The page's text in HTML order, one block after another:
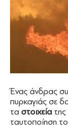
Ένας άνδρας
πυρκαγιάς σε
τα στοιχεία
ταυτοποίηση